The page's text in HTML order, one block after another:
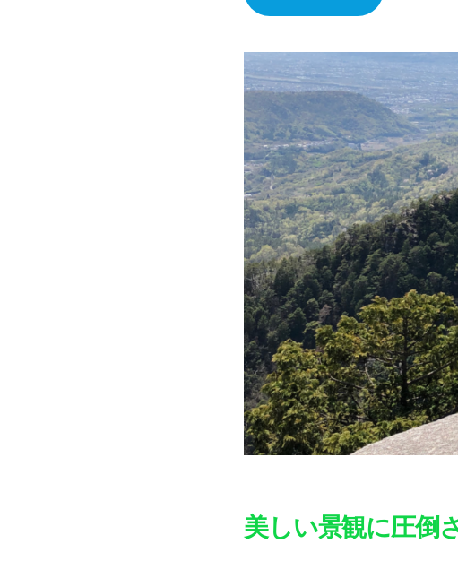
美しい景観に圧倒